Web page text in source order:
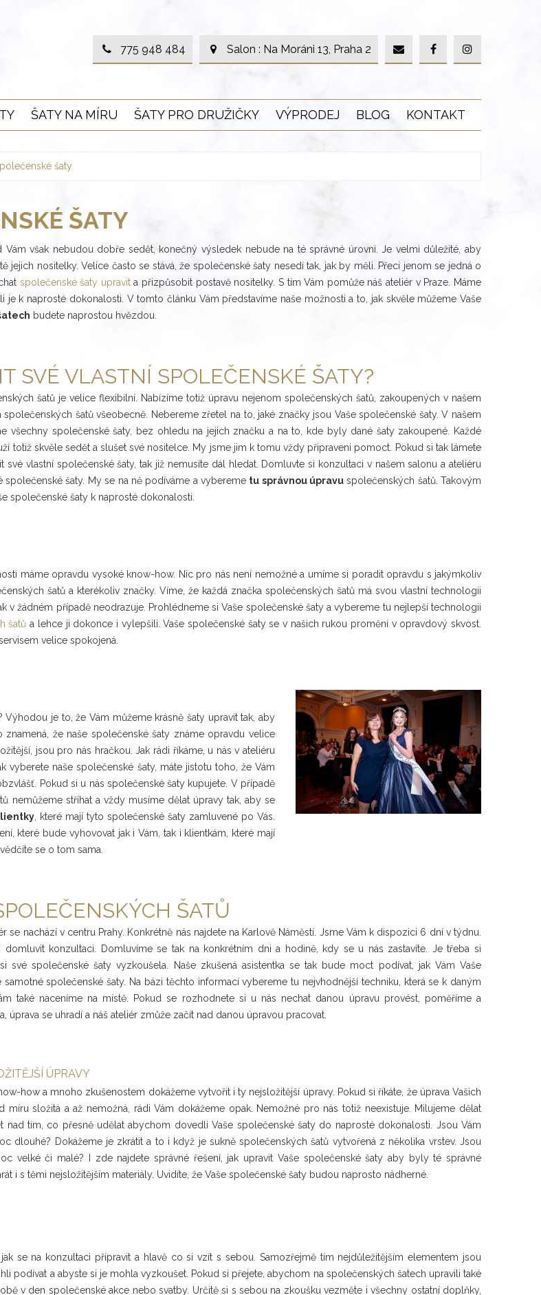
775 948 484 Salon : Na Moráni 13, Praha 2
ŠATY NA MÍRU ŠATY PRO DRUŽIČKY VÝPRODEJ BLOG KONTAKT
šaty
ŠATY
však nebudou dobře sedět, konečný výsledek nebude na té správné úrovni. Je velmi důležité, aby
nositelky. Velice často se stává, že společenské šaty nesedí tak, jak by měli. Přeci jenom se jedná o
společenské šaty upravita přizpůsobit postavě nositelky. S tím Vám pomůže náš ateliér v Praze. Máme
k naprosté dokonalosti. V tomto článku Vám představíme naše možnosti a to, jak skvěle můžeme Vaše
budete naprostou hvězdou.
SVÉ VLASTNÍ SPOLEČENSKÉ ŠATY?
šatů je velice flexibilní. Nabízíme totiž úpravu nejenom společenských šatů, zakoupených v našem
společenských šatů všeobecně. Nebereme zřetel na to, jaké značky jsou Vaše společenské šaty. V našem
všechny společenské šaty, bez ohledu na jejich značku a na to, kde byly dané šaty zakoupené. Každé
totiž skvěle sedět a slušet své nositelce. My jsme jim k tomu vždy připraveni pomoct. Pokud si tak lámete
své vlastní společenské šaty, tak již nemusíte dál hledat. Domluvte si konzultaci v našem salonu a ateliéru
společenské šaty. My se na ně podíváme a vybereme tu správnou úpravuspolečenských šatů. Takovým
společenské šaty k naprosté dokonalosti.
máme opravdu vysoké know-how. Nic pro nás není nemožné a umíme si poradit opravdu s jakýmkoliv
šatů a kterékoliv značky. Víme, že každá značka společenských šatů má svou vlastní technologii
žádném případě neodrazuje. Prohlédneme si Vaše společenské šaty a vybereme tu nejlepší technologii
šatů a lehce ji dokonce i vylepšili. Vaše společenské šaty se v našich rukou promění v opravdový skvost.
velice spokojená.
je to, že Vám můžeme krásně šaty upravit tak, aby
že naše společenské šaty známe opravdu velice
jsou pro nás hračkou. Jak rádi říkáme, u nás v ateliéru
vyberete naše společenské šaty, máte jistotu toho, že Vám
Pokud si u nás společenské šaty kupujete. V případě
nemůžeme stříhat a vždy musíme dělat úpravy tak, aby se
, které mají tyto společenské šaty zamluvené po Vás.
které bude vyhovovat jak i Vám, tak i klientkám, které mají
se o tom sama.
ŠATŮ
nachází v centru Prahy. Konkrétně nás najdete na Karlově Náměstí. Jsme Vám k dispozici 6 dní v týdnu.
konzultaci. Domluvíme se tak na konkrétním dni a hodině, kdy se u nás zastavíte. Je třeba si
společenské šaty vyzkoušela. Naše zkušená asistentka se tak bude moct podívat, jak Vám Vaše
společenské šaty. Na bázi těchto informací vybereme tu nejvhodnější techniku, která se k daným
také naceníme na místě. Pokud se rozhodnete si u nás nechat danou úpravu provést, poměříme a
se uhradí a náš ateliér zmůže začít nad danou úpravou pracovat.
ÚPRAVY
how a mnoho zkušenostem dokážeme vytvořit i ty nejsložitější úpravy. Pokud si říkáte, že úprava Vašich
míru složitá a až nemožná, rádi Vám dokážeme opak. Nemožné pro nás totiž neexistuje. Milujeme dělat
nad tím, co přesně udělat abychom dovedli Vaše společenské šaty do naprosté dokonalosti. Jsou Vám
dlouhé? Dokážeme je zkrátit a to i když je sukně společenských šatů vytvořená z několika vrstev. Jsou
velké či malé? I zde najdete správné řešení, jak upravit Vaše společenské šaty aby byly té správné
i s těmi nejsložitějším materiály. Uvidíte, že Vaše společenské šaty budou naprosto nádherné.
se na konzultaci připravit a hlavě co si vzít s sebou. Samozřejmě tím nejdůležitějším elementem jsou
podívat a abyste si je mohla vyzkoušet. Pokud si přejete, abychom na společenských šatech upravili také
v den společenské akce nebo svatby. Určitě si s sebou na zkoušku vezměte i všechny ostatní doplňky,